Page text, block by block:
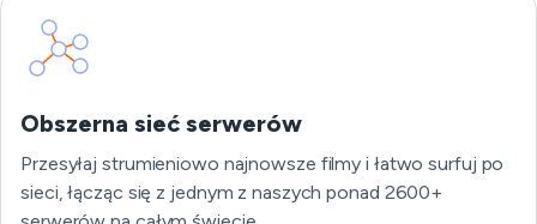
Obszerna sieć serwerów
Przesyłaj strumieniowo najnowsze filmy i łatwo surfuj po
sieci, łącząc się z jednym z naszych ponad 2600+